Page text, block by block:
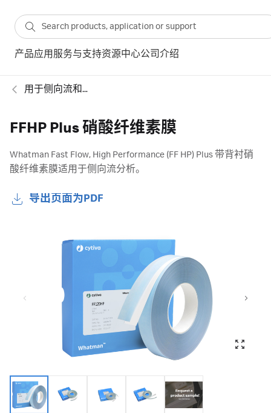
产品应用 服务与支持资源中心公司介绍
用于侧向流和流通式免疫测定的组件
FFHP Plus 硝酸纤维素膜
Whatman Fast Flow, High Performance (FF HP) Plus 带背衬硝
酸纤维素膜适用于侧向流分析。
导出页面为PDF